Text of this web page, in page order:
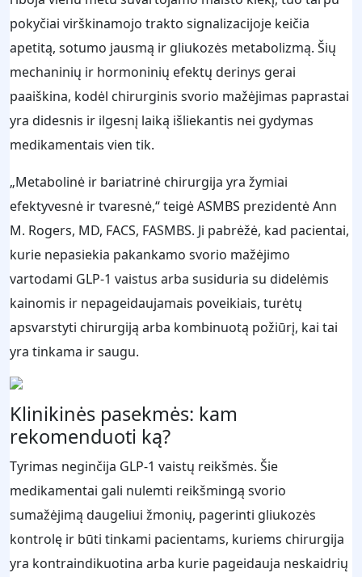
pokyčiai virškinamojo trakto signalizacijoje keičia
apetitą, sotumo jausmą ir gliukozės metabolizmą. Šių
mechaninių ir hormoninių efektų derinys gerai
paaiškina, kodėl chirurginis svorio mažėjimas paprastai
yra didesnis ir ilgesnį laiką išliekantis nei gydymas
medikamentais vien tik.
„Metabolinė ir bariatrinė chirurgija yra žymiai
efektyvesnė ir tvaresnė,“ teigė ASMBS prezidentė Ann
M. Rogers, MD, FACS, FASMBS. Ji pabrėžė, kad pacientai,
kurie nepasiekia pakankamo svorio mažėjimo
vartodami GLP‑1 vaistus arba susiduria su didelėmis
kainomis ir nepageidaujamais poveikiais, turėtų
apsvarstyti chirurgiją arba kombinuotą požiūrį, kai tai
yra tinkama ir saugu.
Klinikinės pasekmės: kam
rekomenduoti ką?
Tyrimas neginčija GLP‑1 vaistų reikšmės. Šie
medikamentai gali nulemti reikšmingą svorio
sumažėjimą daugeliui žmonių, pagerinti gliukozės
kontrolę ir būti tinkami pacientams, kuriems chirurgija
yra kontraindikuotina arba kurie pageidauja neskaidrių